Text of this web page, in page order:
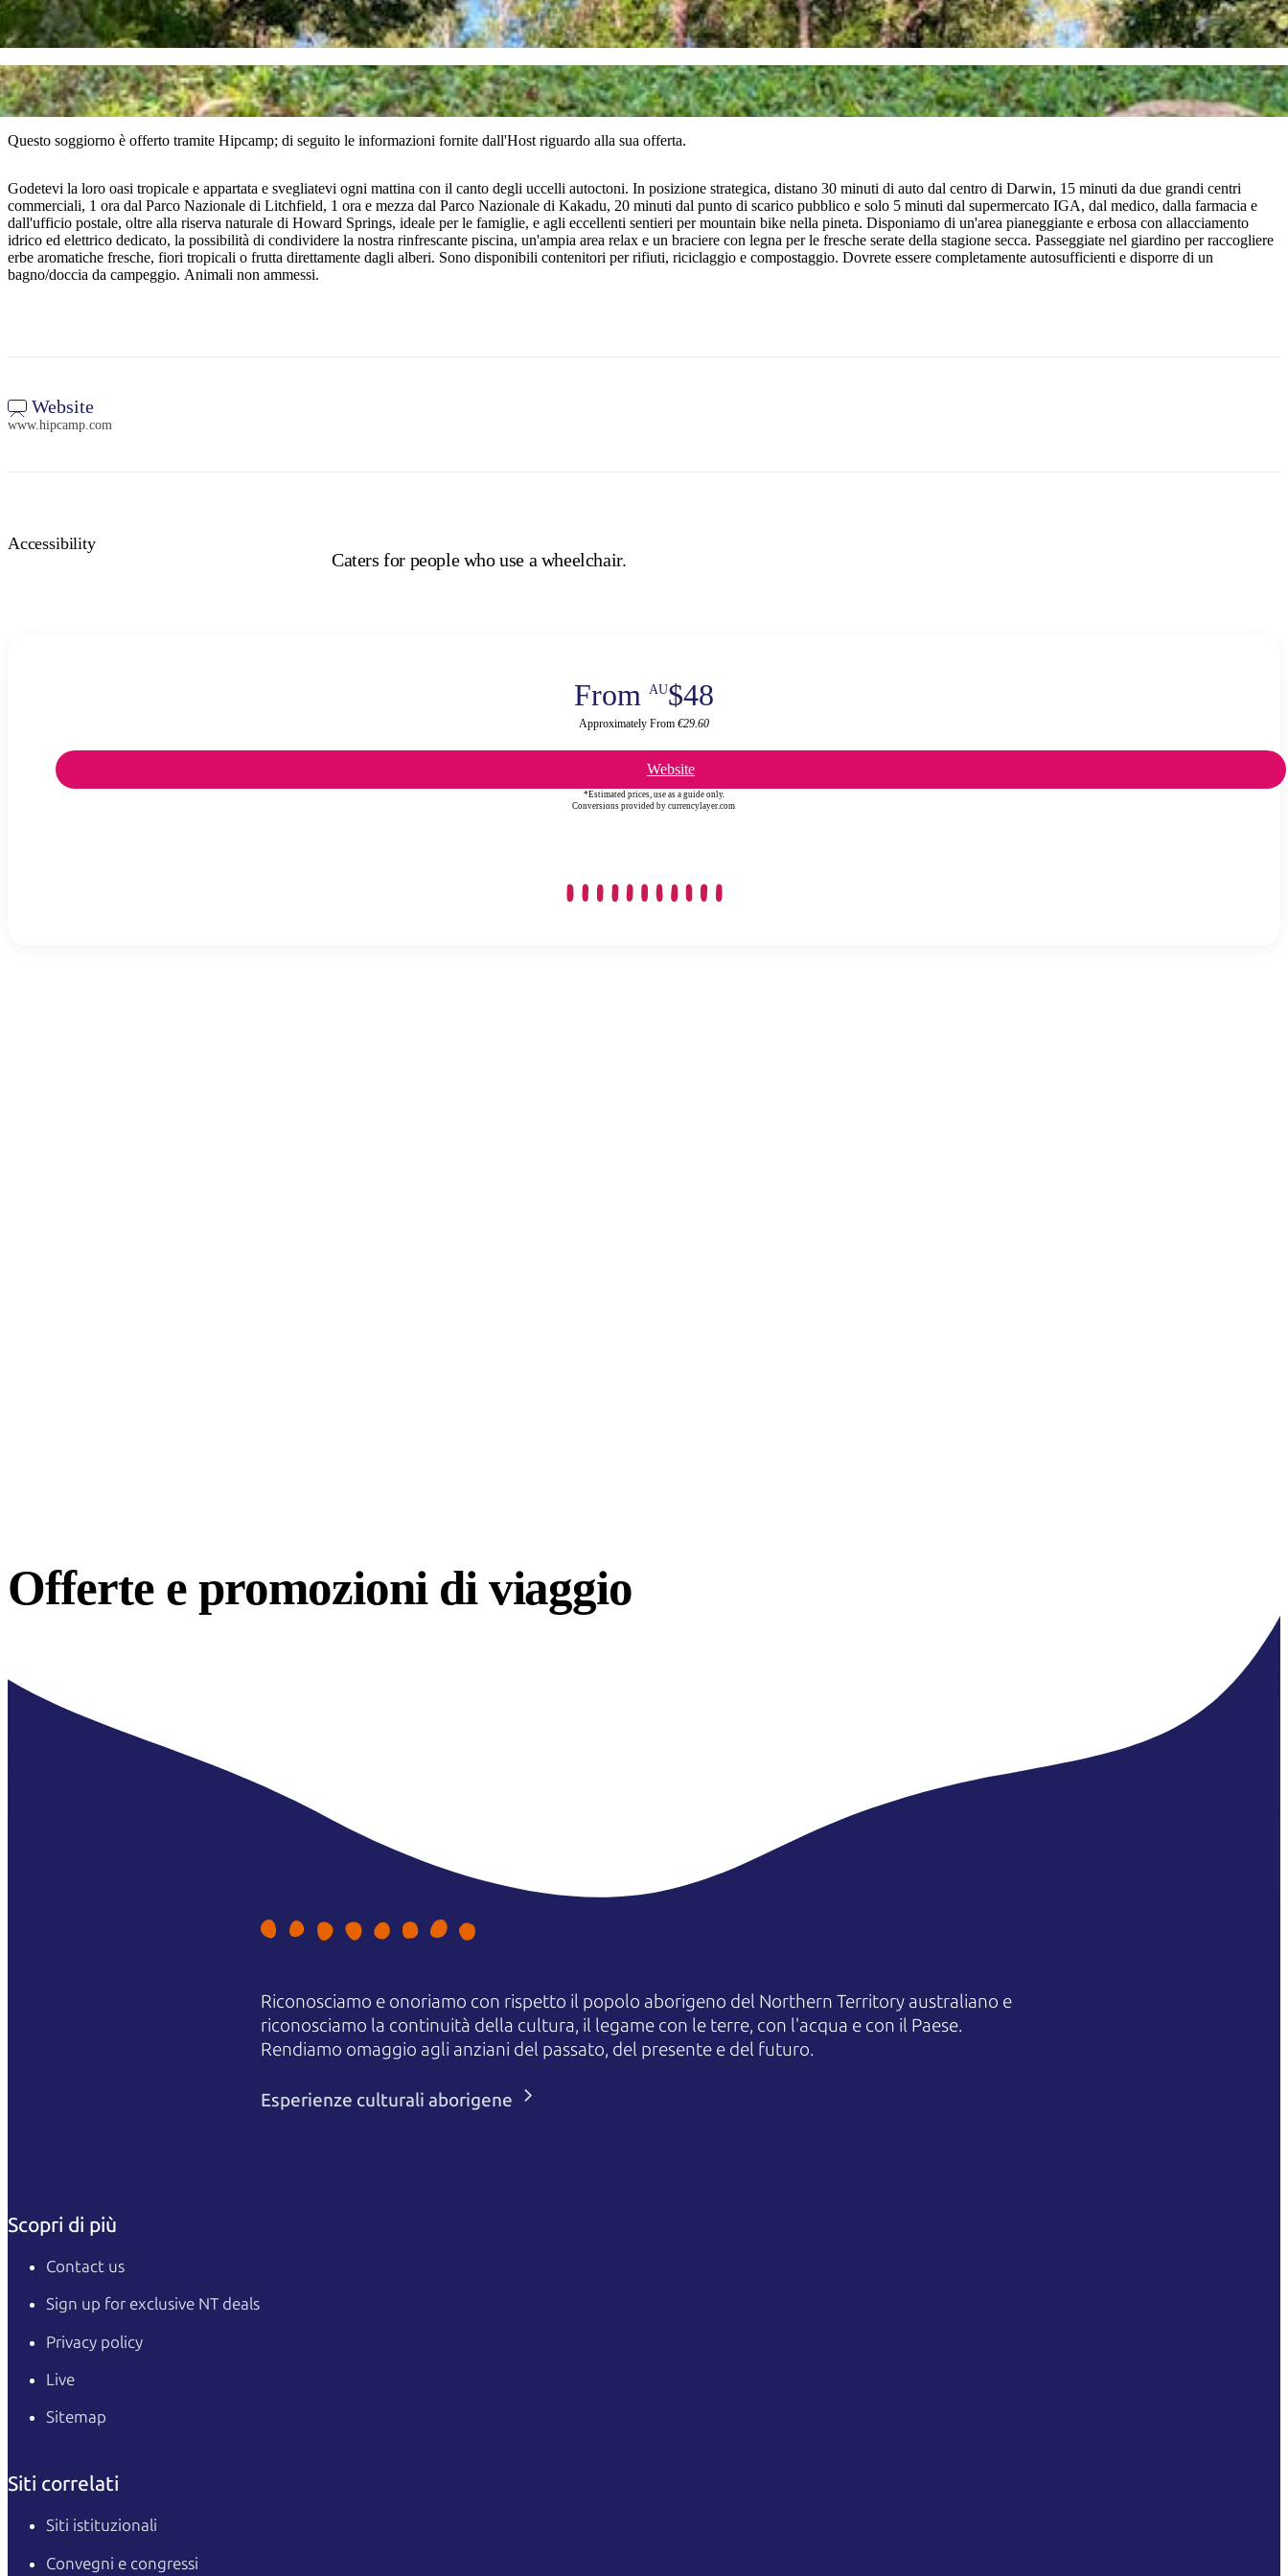
Questo soggiorno è offerto tramite Hipcamp; di seguito le informazioni fornite dall'Host riguardo alla sua offerta.
Godetevi la loro oasi tropicale e appartata e svegliatevi ogni mattina con il canto degli uccelli autoctoni. In posizione strategica, distano 30 minuti di auto dal centro di Darwin, 15 minuti da due grandi centri
commerciali, 1 ora dal Parco Nazionale di Litchfield, 1 ora e mezza dal Parco Nazionale di Kakadu, 20 minuti dal punto di scarico pubblico e solo 5 minuti dal supermercato IGA, dal medico, dalla farmacia e
dall'ufficio postale, oltre alla riserva naturale di Howard Springs, ideale per le famiglie, e agli eccellenti sentieri per mountain bike nella pineta. Disponiamo di un'area pianeggiante e erbosa con allacciamento
idrico ed elettrico dedicato, la possibilità di condividere la nostra rinfrescante piscina, un'ampia area relax e un braciere con legna per le fresche serate della stagione secca. Passeggiate nel giardino per raccogliere
erbe aromatiche fresche, fiori tropicali o frutta direttamente dagli alberi. Sono disponibili contenitori per rifiuti, riciclaggio e compostaggio. Dovrete essere completamente autosufficienti e disporre di un
bagno/doccia da campeggio. Animali non ammessi.
Website
www.hipcamp.com
Accessibility
Caters for people who use a wheelchair.
From AU$48
Approximately From €29.60
Website
*Estimated prices, use as a guide only.
Conversions provided by currencylayer.com
Offerte e promozioni di viaggio
Riconosciamo e onoriamo con rispetto il popolo aborigeno del Northern Territory australiano e
riconosciamo la continuità della cultura, il legame con le terre, con l'acqua e con il Paese.
Rendiamo omaggio agli anziani del passato, del presente e del futuro.
Esperienze culturali aborigene
Scopri di più
Contact us
Sign up for exclusive NT deals
Privacy policy
Live
Sitemap
Siti correlati
Siti istituzionali
Convegni e congressi